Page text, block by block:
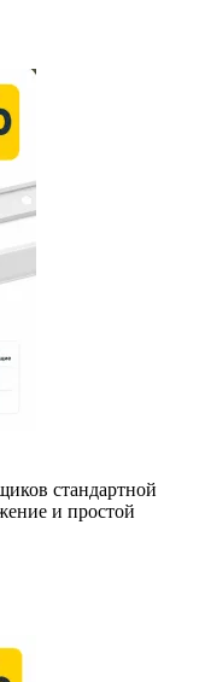
стандартной
и простой